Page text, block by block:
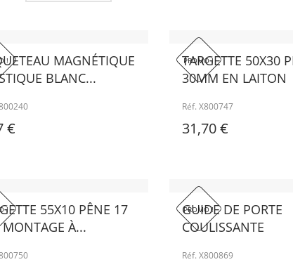
!
MAGNÉTIQUE
BLANC...
€
PROMO !
TARGETTE 50X30
30MM EN LAITON
Réf. X800747
31,70 €
!
55X10 PÊNE 17
À...
PROMO !
GUIDE DE PORTE
COULISSANTE
Réf. X800869